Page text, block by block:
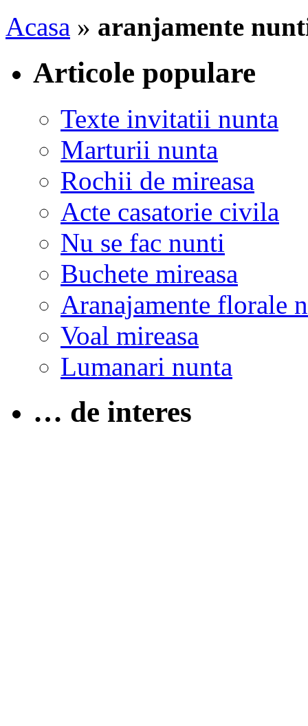
Acasa » aranjamente
Articole populare
Texte invitatii nunta
Marturii nunta
Rochii de mireasa
Acte casatorie civila
Nu se fac nunti
Buchete mireasa
Aranajamente florale
Voal mireasa
Lumanari nunta
… de interes